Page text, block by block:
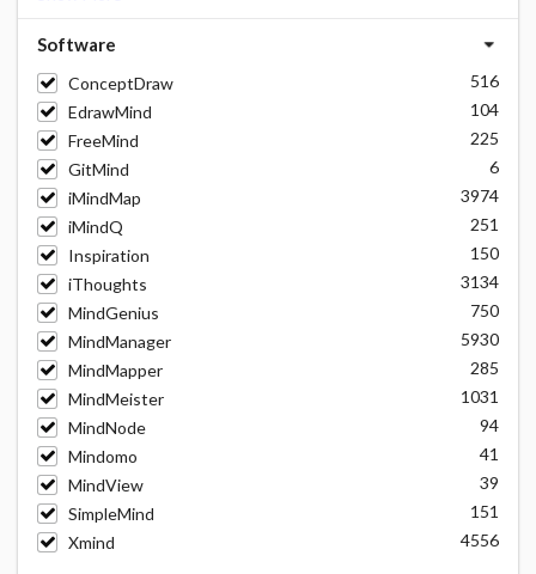
Software
ConceptDraw
516
EdrawMind
104
FreeMind
225
GitMind
6
iMindMap
3974
iMindQ
251
Inspiration
150
iThoughts
3134
MindGenius
750
MindManager
5930
MindMapper
285
MindMeister
1031
MindNode
94
Mindomo
41
MindView
39
SimpleMind
151
Xmind
4556